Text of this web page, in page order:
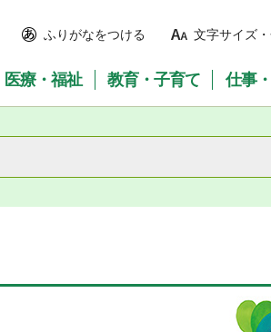
ふりがなをつける 文字サイズ
医療・福祉 教育・子育て 仕事